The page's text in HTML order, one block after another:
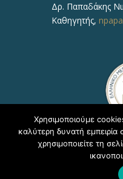
Δρ. Παπαδάκης
Καθηγητής,
Copyright © 2020,
Χρησιμοποιούμε
καλύτερη δυνατή
χρησιμοποιείτε τη